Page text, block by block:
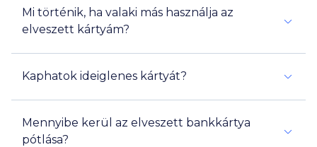
Mi történik, ha valaki más használja az
elveszett kártyám?
Kaphatok ideiglenes kártyát?
Mennyibe kerül az elveszett bankkártya
pótlása?